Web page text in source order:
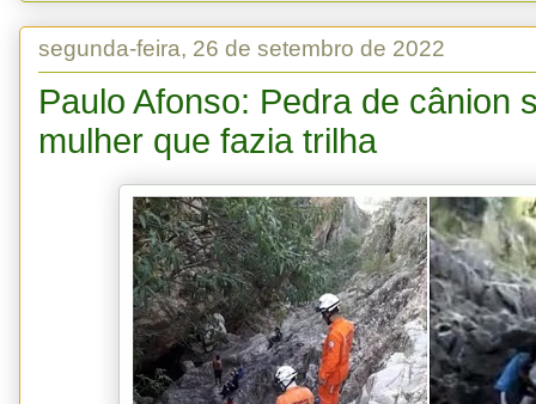
segunda-feira, 26 de setembro de 2022
Paulo Afonso: Pedra de cânion
mulher que fazia trilha